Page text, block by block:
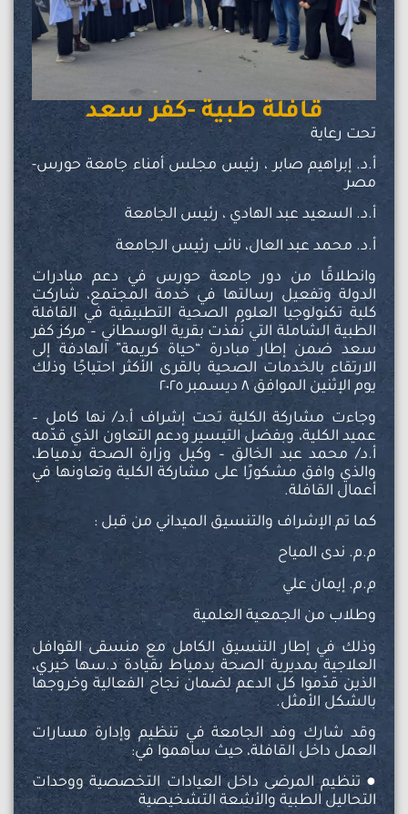
قافلة طبية -كفر سعد
تحت رعاية
أ.د. إبراهيم صابر ، رئيس مجلس أمناء جامعة حورس-
مصر
أ.د. السعيد عبد الهادي ، رئيس الجامعة
أ.د. محمد عبد العال، نائب رئيس الجامعة
وانطلاقًا من دور جامعة حورس في دعم مبادرات
الدولة وتفعيل رسالتها في خدمة المجتمع، شاركت
كلية تكنولوجيا العلوم الصحية التطبيقية في القافلة
الطبية الشاملة التي نُفذت بقرية الوسطاني – مركز كفر
سعد ضمن إطار مبادرة “حياة كريمة” الهادفة إلى
الارتقاء بالخدمات الصحية بالقرى الأكثر احتياجًا وذلك
يوم الإثنين الموافق ٨ ديسمبر ٢٠٢٥
وجاءت مشاركة الكلية تحت إشراف أ.د/ نها كامل –
عميد الكلية، وبفضل التيسير ودعم التعاون الذي قدّمه
أ.د/ محمد عبد الخالق – وكيل وزارة الصحة بدمياط،
والذي وافق مشكورًا على مشاركة الكلية وتعاونها في
أعمال القافلة.
كما تم الإشراف والتنسيق الميداني من قبل :
م.م. ندى المياح
م.م. إيمان علي
وطلاب من الجمعية العلمية
وذلك في إطار التنسيق الكامل مع منسقى القوافل
العلاجية بمديرية الصحة بدمياط بقيادة د.سها خيري،
الذين قدّموا كل الدعم لضمان نجاح الفعالية وخروجها
بالشكل الأمثل.
وقد شارك وفد الجامعة في تنظيم وإدارة مسارات
العمل داخل القافلة، حيث ساهموا في:
● تنظيم المرضى داخل العيادات التخصصية ووحدات
التحاليل الطبية والأشعة التشخيصية